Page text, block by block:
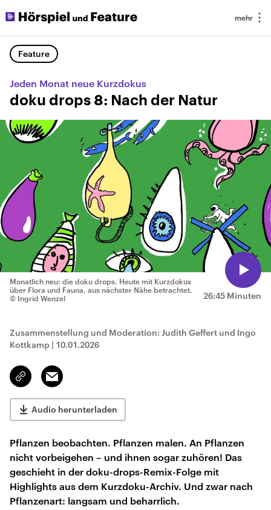
Feature
Jeden Monat neue Kurzdokus
doku drops 8: Nach der Natur
26:45 Minuten
Monatlich neu: die doku drops. Heute mit Kurzdokus
über Flora und Fauna, aus nächster Nähe betrachtet.
© Ingrid Wenzel
Zusammenstellung und Moderation: Judith Geffert und Ingo
Kottkamp | 10.01.2026
Link
kopieren/teilen
Email
Audio herunterladen
Pflanzen beobachten. Pflanzen malen. An Pflanzen
nicht vorbeigehen – und ihnen sogar zuhören! Das
geschieht in der doku-drops-Remix-Folge mit
Highlights aus dem Kurzdoku-Archiv. Und zwar nach
Pflanzenart: langsam und beharrlich.